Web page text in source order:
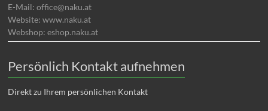
E-Mail: office@naku.at
Website: www.naku.at
Webshop: eshop.naku.at
Persönlich Kontakt aufnehmen
Direkt zu Ihrem persönlichen Kontakt